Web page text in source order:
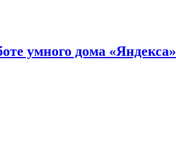
умного дома «Яндекса»